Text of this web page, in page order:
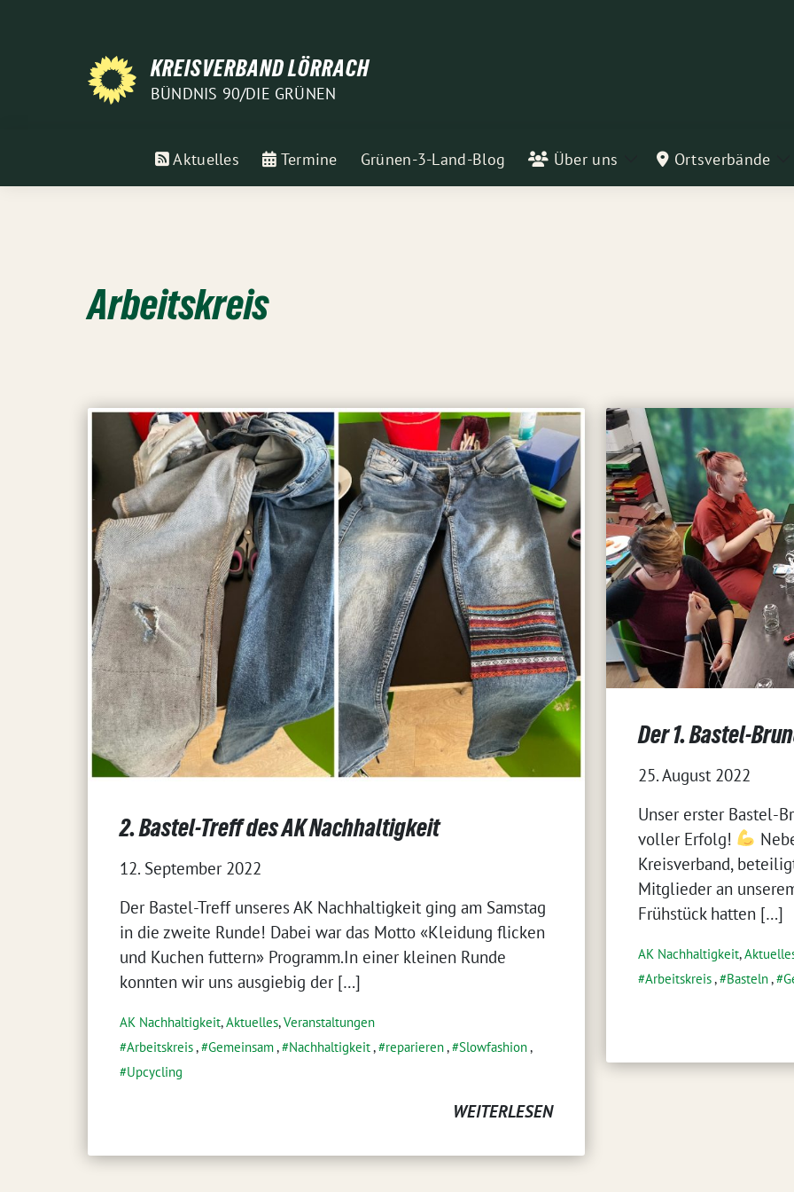
KREISVERBAND LÖRRACH
BÜNDNIS 90/DIE GRÜNEN
Aktuelles Termine Grünen-3-Land-Blog Über uns
Zeige Ortsverbände
Arbeitskreis
2. Bastel-Treff des AK Nachhaltigkeit
12. September 2022
Der Bastel-Treff unseres AK Nachhaltigkeit ging am Samstag
in die zweite Runde! Dabei war das Motto «Kleidung flicken
und Kuchen futtern» Programm.In einer kleinen Runde
konnten wir uns ausgiebig der […]
AK Nachhaltigkeit,Aktuelles,Veranstaltungen
Arbeitskreis, Gemeinsam, Nachhaltigkeit, reparieren, Slowfashion,
Upcycling
WEITERLESEN
Der 1. Bastel-
25. August 2022
Unser erster Bastel-
voller Erfolg!
Kreisverband,
Mitglieder an
Frühstück hatten […]
AK Nachhaltigkeit,
Arbeitskreis, Basteln,